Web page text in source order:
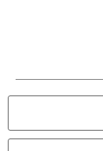
Algemene